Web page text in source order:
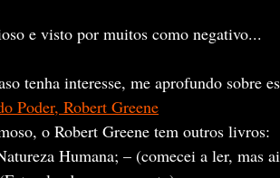
e visto por muitos como negativo...
tenha interesse, me aprofundo sobre
Poder, Robert Greene
o Robert Greene tem outros livros:
Humana; – (comecei a ler, mas